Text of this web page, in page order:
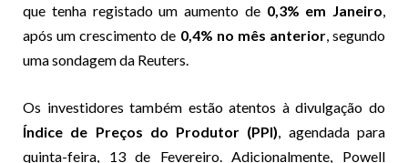
que tenha registado um aumento de 0,3% em Janeiro,
após um crescimento de 0,4% no mês anterior, segundo
uma sondagem da Reuters.
Os investidores também estão atentos à divulgação do
Índice de Preços do Produtor (PPI), agendada para
quinta-feira, 13 de Fevereiro. Adicionalmente, Powell